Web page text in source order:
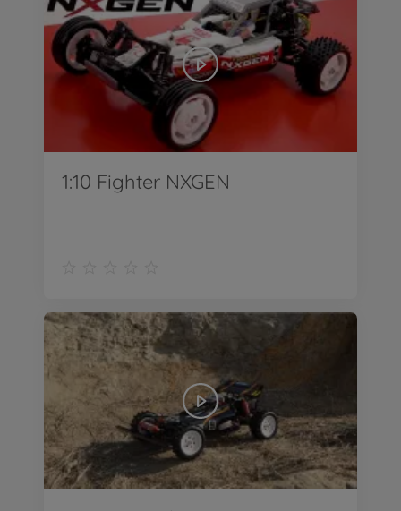
1:10 Fighter NXGEN